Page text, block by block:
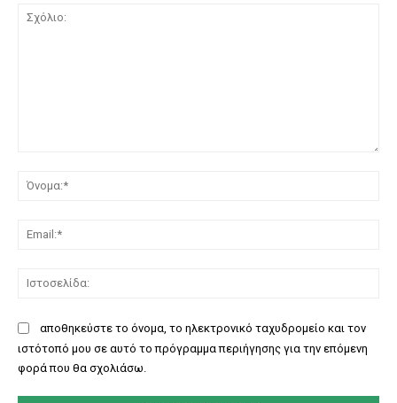
αποθηκεύστε το όνομα, το ηλεκτρονικό ταχυδρομείο και τον
ιστότοπό μου σε αυτό το πρόγραμμα περιήγησης για την επόμενη
φορά που θα σχολιάσω.